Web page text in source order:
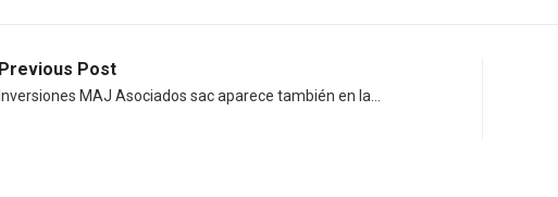
Previous Post
Inversiones MAJ Asociados sac aparece también en la…